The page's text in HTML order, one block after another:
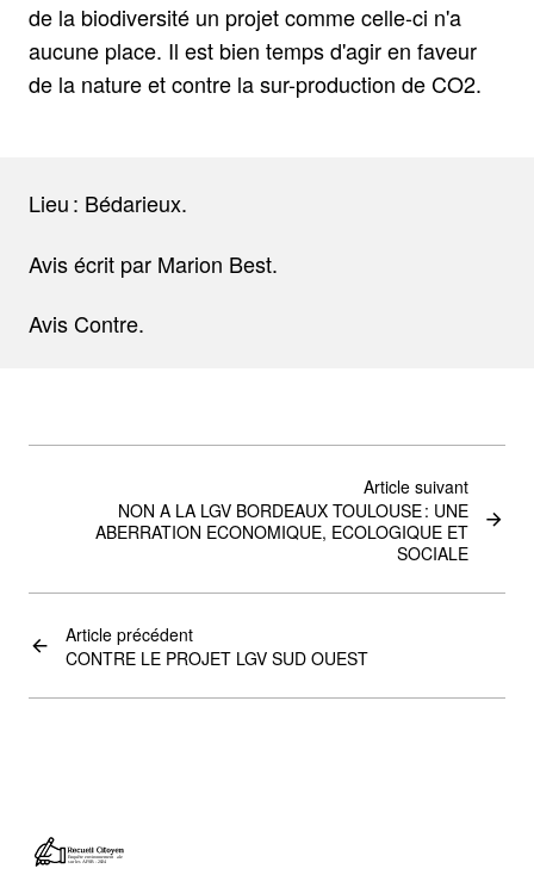
de la biodiversité un projet comme celle-ci n'a
aucune place. Il est bien temps d'agir en faveur
de la nature et contre la sur-production de CO2.
Lieu : Bédarieux.
Avis écrit par Marion Best.
Avis Contre.
Article précédent
CONTRE LE PROJET LGV SUD OUEST
Article suivant
NON A LA LGV BORDEAUX TOULOUSE : UNE
ABERRATION ECONOMIQUE, ECOLOGIQUE ET
SOCIALE